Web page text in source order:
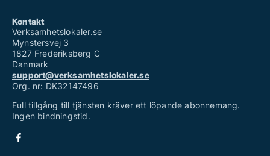
Kontakt
Verksamhetslokaler.se
Mynstersvej 3
1827 Frederiksberg C
Danmark
support@verksamhetslokaler.se
Org. nr: DK32147496
Full tillgång till tjänsten kräver ett löpande abonnemang.
Ingen bindningstid.